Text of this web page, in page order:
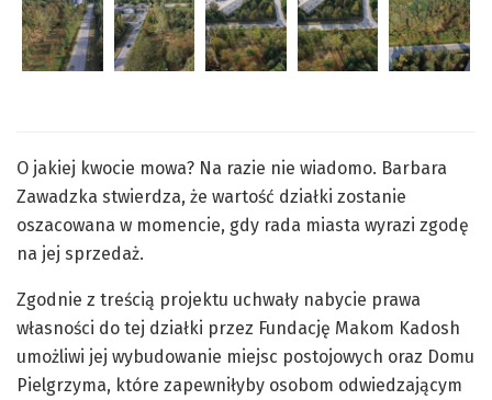
O jakiej kwocie mowa? Na razie nie wiadomo. Barbara
Zawadzka stwierdza, że wartość działki zostanie
oszacowana w momencie, gdy rada miasta wyrazi zgodę
na jej sprzedaż.
Zgodnie z treścią projektu uchwały nabycie prawa
własności do tej działki przez Fundację Makom Kadosh
umożliwi jej wybudowanie miejsc postojowych oraz Domu
Pielgrzyma, które zapewniłyby osobom odwiedzającym